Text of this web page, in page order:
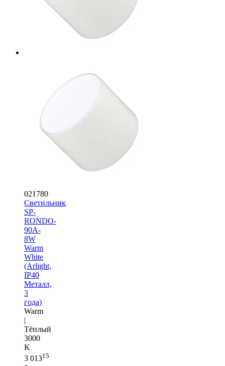
021780
Светильник
SP-
RONDO-
90A-
8W
Warm
White
(Arlight,
IP40
Металл,
3
года)
Warm
|
Тёплый
3000
K
3 01315